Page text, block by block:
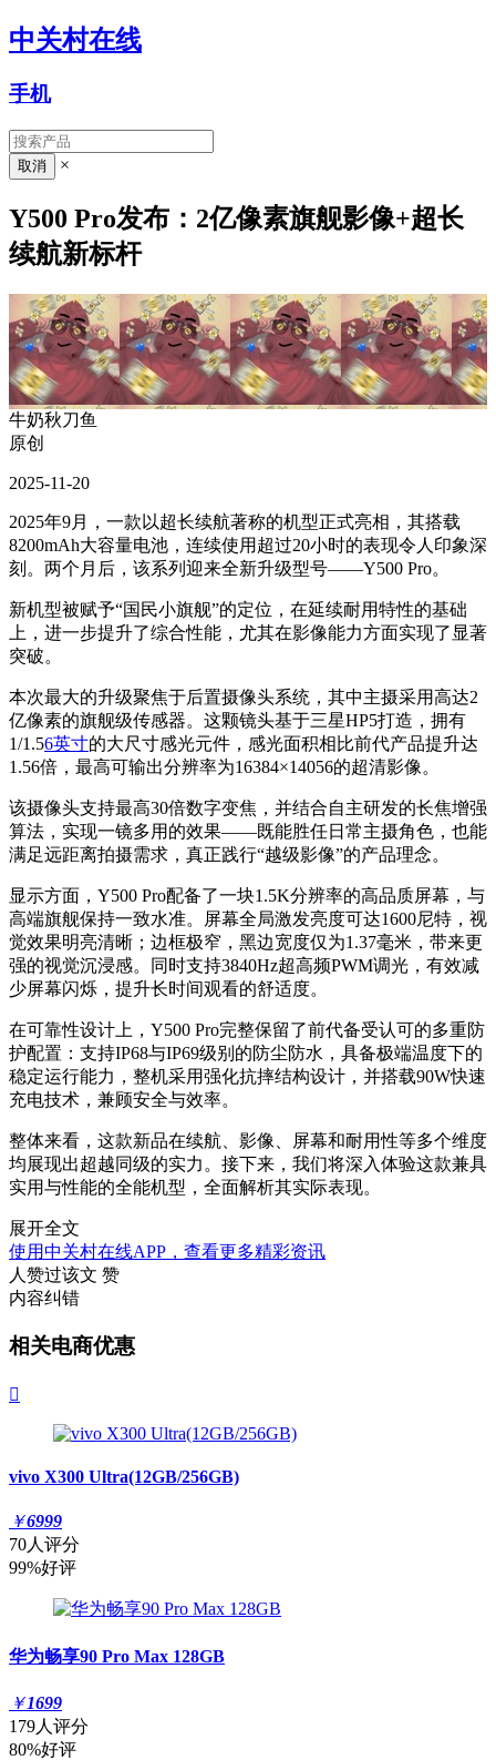
中关村在线
手机
×
Y500 Pro发布：2亿像素旗舰影像+超长
续航新标杆
牛奶秋刀鱼
原创
2025-11-20
2025年9月，一款以超长续航著称的机型正式亮相，其搭载
8200mAh大容量电池，连续使用超过20小时的表现令人印象深
刻。两个月后，该系列迎来全新升级型号——Y500 Pro。
新机型被赋予“国民小旗舰”的定位，在延续耐用特性的基础
上，进一步提升了综合性能，尤其在影像能力方面实现了显著
突破。
本次最大的升级聚焦于后置摄像头系统，其中主摄采用高达2
亿像素的旗舰级传感器。这颗镜头基于三星HP5打造，拥有
1/1.56英寸的大尺寸感光元件，感光面积相比前代产品提升达
1.56倍，最高可输出分辨率为16384×14056的超清影像。
该摄像头支持最高30倍数字变焦，并结合自主研发的长焦增强
算法，实现一镜多用的效果——既能胜任日常主摄角色，也能
满足远距离拍摄需求，真正践行“越级影像”的产品理念。
显示方面，Y500 Pro配备了一块1.5K分辨率的高品质屏幕，与
高端旗舰保持一致水准。屏幕全局激发亮度可达1600尼特，视
觉效果明亮清晰；边框极窄，黑边宽度仅为1.37毫米，带来更
强的视觉沉浸感。同时支持3840Hz超高频PWM调光，有效减
少屏幕闪烁，提升长时间观看的舒适度。
在可靠性设计上，Y500 Pro完整保留了前代备受认可的多重防
护配置：支持IP68与IP69级别的防尘防水，具备极端温度下的
稳定运行能力，整机采用强化抗摔结构设计，并搭载90W快速
充电技术，兼顾安全与效率。
整体来看，这款新品在续航、影像、屏幕和耐用性等多个维度
均展现出超越同级的实力。接下来，我们将深入体验这款兼具
实用与性能的全能机型，全面解析其实际表现。
展开全文
使用中关村在线APP，查看更多精彩资讯
人赞过该文 赞
内容纠错
相关电商优惠

vivo X300 Ultra(12GB/256GB)
￥6999
70人评分
99%好评
华为畅享90 Pro Max 128GB
￥1699
179人评分
80%好评